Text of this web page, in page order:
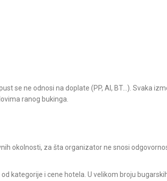
se ne odnosi na doplate (PP, AI, BT…). Svaka
ranog bukinga.
okolnosti, za šta organizator ne snosi
kategorije i cene hotela. U velikom broju